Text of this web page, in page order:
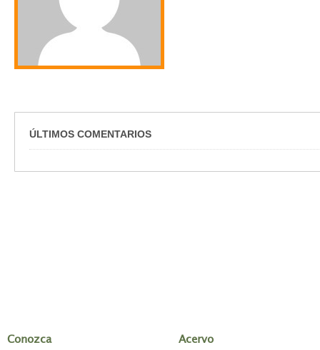
ÚLTIMOS COMENTARIOS
Conozca Acervo